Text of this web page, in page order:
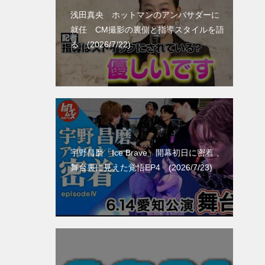
浅田真央 ホットマンのアンバサダーに
就任 CM撮影の裏側と指導スタイルを語
る (2026/7/22)
宇野昌磨「Ice Brave」開幕初日に密着 、
舞台裏に見えた覚悟EP4 (2026/7/23)